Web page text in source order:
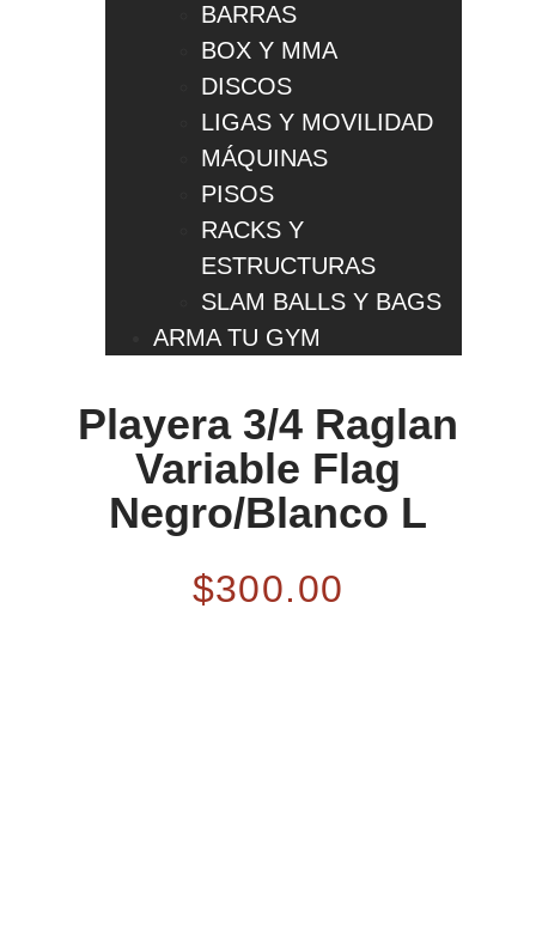
BARRAS
BOX Y MMA
DISCOS
LIGAS Y MOVILIDAD
MÁQUINAS
PISOS
RACKS Y
ESTRUCTURAS
SLAM BALLS Y BAGS
ARMA TU GYM
Playera 3/4 Raglan
Variable Flag
Negro/Blanco L
$300.00